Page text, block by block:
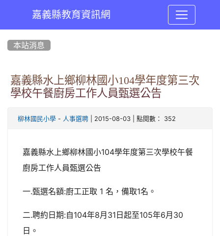
嘉義縣教育資訊網
本站消息
嘉義縣水上鄉柳林國小104學年度第三次
學校午餐廚房工作人員甄選公告
柳林國民小學 - 人事選聘 | 2015-08-03 | 點閱數： 352
嘉義縣水上鄉柳林國小104學年度第三次學校午餐
廚房工作人員甄選公告
一.甄選名額:廚工正取 1 名，備取1名。
二.聘約日期:自104年8月31日起至105年6月30
日。